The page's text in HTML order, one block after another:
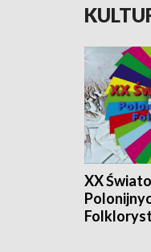
XX